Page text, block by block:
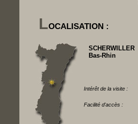
LOCALISATION :
SCHERWILLER
Bas-Rhin
Intérêt de la visite :
Facilité d'accès :